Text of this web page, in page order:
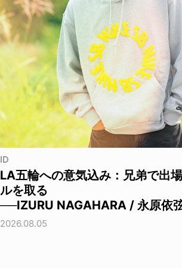
ID
LA五輪への意気込み：兄弟で出
ルを取る
──IZURU NAGAHARA / 永原依
2026.08.05